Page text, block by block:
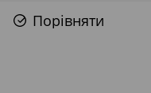
Порівняти